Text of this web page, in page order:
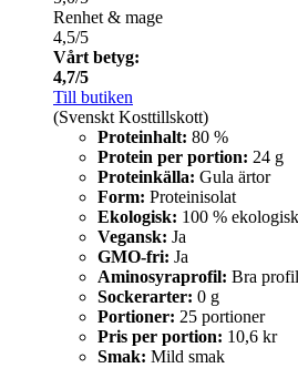
Renhet & mage
4,5/5
Vårt betyg:
4,7/5
Till butiken
(Svenskt Kosttillskott)
Proteinhalt: 80 %
Protein per portion: 24 g
Proteinkälla: Gula ärtor
Form: Proteinisolat
Ekologisk: 100 % ekologisk
Vegansk: Ja
GMO-fri: Ja
Aminosyraprofil: Bra profil
Sockerarter: 0 g
Portioner: 25 portioner
Pris per portion: 10,6 kr
Smak: Mild smak